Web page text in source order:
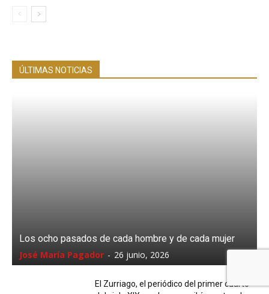
ÚLTIMAS NOTICIAS
Los ocho pasados de cada hombre y de cada mujer
José María Pagador - 26 junio, 2026
El Zurriago, el periódico del primer cuarto